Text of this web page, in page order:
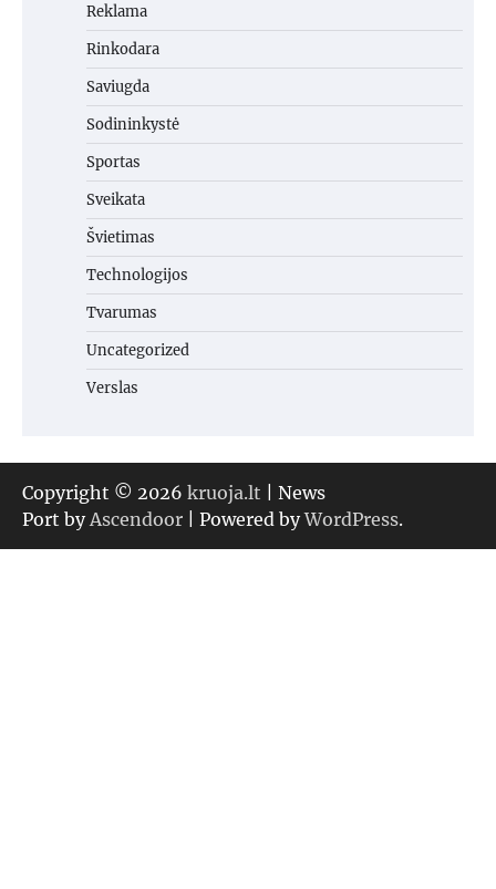
Reklama
Rinkodara
Saviugda
Sodininkystė
Sportas
Sveikata
Švietimas
Technologijos
Tvarumas
Uncategorized
Verslas
Copyright © 2026 kruoja.lt | News
Port by Ascendoor | Powered byWordPress.